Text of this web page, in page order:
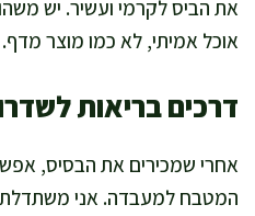
את הביס לקרמי ועשיר. יש
אוכל אמיתי, לא כמו מוצר מדף.
דרכים בריאות
אחרי שמכירים את הבסיס,
המטבח למעבדה. אני משתדלת